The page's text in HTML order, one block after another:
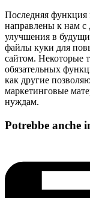
Последняя функция
направлены к нам с
улучшения в
файлы куки для
сайтом. Некоторые
обязательных
как другие
маркетинговые
нуждам.
Potrebbe anche